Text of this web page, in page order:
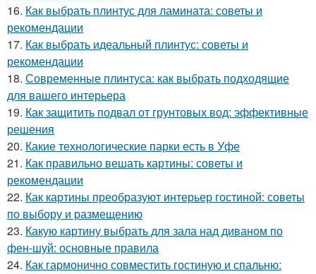
16. Как выбрать плинтус для ламината: советы и
рекомендации
17. Как выбрать идеальный плинтус: советы и
рекомендации
18. Современные плинтуса: как выбрать подходящие
для вашего интерьера
19. Как защитить подвал от грунтовых вод: эффективные
решения
20. Какие технологические парки есть в Уфе
21. Как правильно вешать картины: советы и
рекомендации
22. Как картины преобразуют интерьер гостиной: советы
по выбору и размещению
23. Какую картину выбрать для зала над диваном по
фен-шуй: основные правила
24. Как гармонично совместить гостиную и спальню: